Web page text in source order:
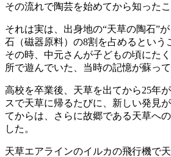
その流れで陶芸を始めてから知ったこ
それは実は、出身地の“天草の陶石”
石（磁器原料）の8割を占めるという
その時、中元さんが子どもの頃にた
所で遊んでいた、当時の記憶が蘇って
高校を卒業後、天草を出てから25年
スで天草に帰るたびに、新しい発見
てからは、さらに故郷である天草へ
した。
天草エアラインのイルカの飛行機で